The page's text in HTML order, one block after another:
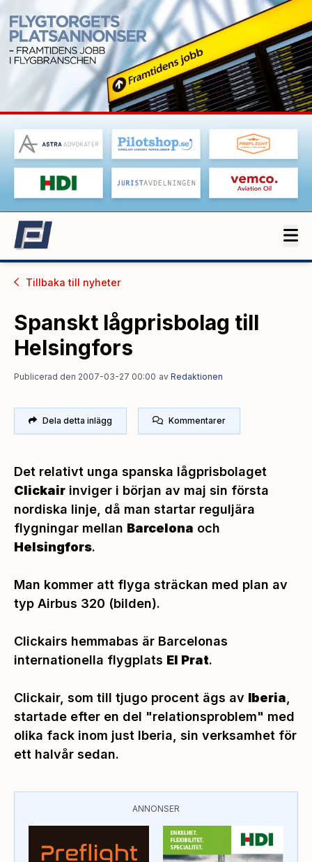
Tillbaka till nyheter
Spanskt lågprisbolag till
Helsingfors
Publicerad den 2007-03-27 00:00 av Redaktionen
Dela detta inlägg Kommentarer
Det relativt unga spanska lågprisbolaget
Clickair inviger i början av maj sin första
nordiska linje, då man startar reguljära
flygningar mellan Barcelona och
Helsingfors.
Man kommer att flyga sträckan med plan av
typ Airbus 320 (bilden).
Clickairs hemmabas är Barcelonas
internationella flygplats El Prat.
Clickair, som till tjugo procent ägs av Iberia
startade efter en del "relationsproblem" med
olika fack inom just Iberia, sin verksamhet för
ett halvår sedan.
ANNONSER